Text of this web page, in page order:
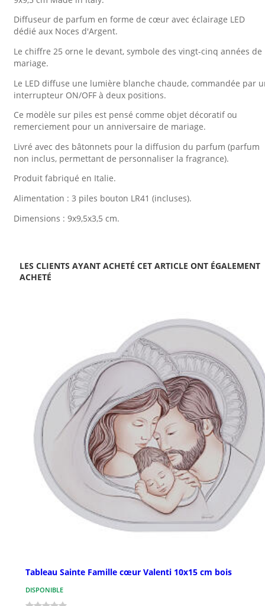
Diffuseur de parfum en forme de cœur avec éclairage LED
dédié aux Noces d'Argent.
Le chiffre 25 orne le devant, symbole des vingt-cinq années de
mariage.
Le LED diffuse une lumière blanche chaude, commandée par
interrupteur ON/OFF à deux positions.
Ce modèle sur piles est pensé comme objet décoratif ou
remerciement pour un anniversaire de mariage.
Livré avec des bâtonnets pour la diffusion du parfum (parfum
non inclus, permettant de personnaliser la fragrance).
Produit fabriqué en Italie.
Alimentation : 3 piles bouton LR41 (incluses).
Dimensions : 9x9,5x3,5 cm.
LES CLIENTS AYANT ACHETÉ CET ARTICLE ONT ÉGALEMENT
ACHETÉ
Tableau Sainte Famille cœur Valenti 10x15 cm bois
DISPONIBLE